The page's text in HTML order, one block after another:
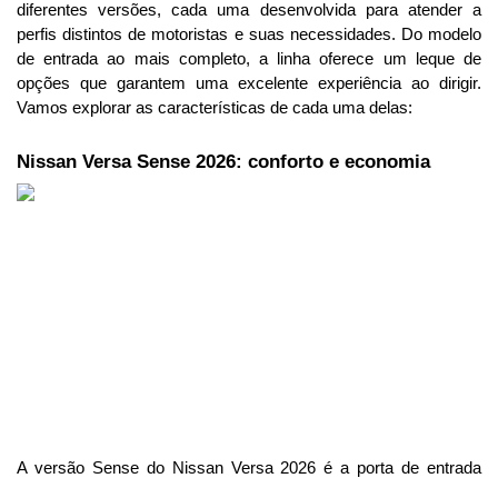
diferentes versões, cada uma desenvolvida para atender a
perfis distintos de motoristas e suas necessidades. Do modelo
de entrada ao mais completo, a linha oferece um leque de
opções que garantem uma excelente experiência ao dirigir.
Vamos explorar as características de cada uma delas:
Nissan Versa Sense 2026: conforto e economia
A versão Sense do Nissan Versa 2026 é a porta de entrada